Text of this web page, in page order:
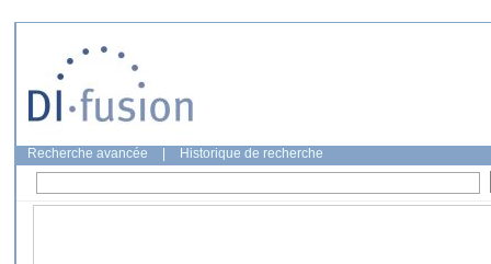
Recherche avancée Historique de recherche